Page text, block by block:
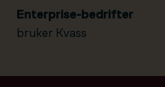
Enterprise-bedrifter
bruker Kvass